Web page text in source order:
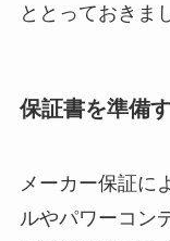
ととっておきま
保証書を準備
メーカー保証に
ルやパワーコン